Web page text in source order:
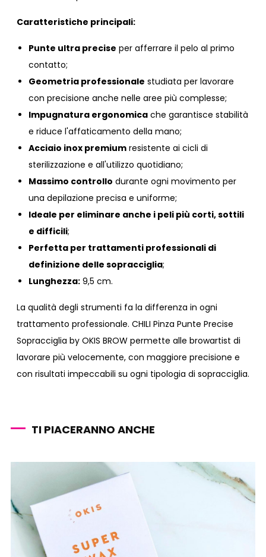
Caratteristiche principali:
Punte ultra precise per afferrare il pelo al primo
contatto;
Geometria professionale studiata per lavorare
con precisione anche nelle aree più complesse;
Impugnatura ergonomica che garantisce stabilità
e riduce l'affaticamento della mano;
Acciaio inox premium resistente ai cicli di
sterilizzazione e all'utilizzo quotidiano;
Massimo controllo durante ogni movimento per
una depilazione precisa e uniforme;
Ideale per eliminare anche i peli più corti, sottili
e difficili;
Perfetta per trattamenti professionali di
definizione delle sopracciglia;
Lunghezza: 9,5 cm.
La qualità degli strumenti fa la differenza in ogni
trattamento professionale. CHILI Pinza Punte Precise
Sopracciglia by OKIS BROW permette alle browartist di
lavorare più velocemente, con maggiore precisione e
con risultati impeccabili su ogni tipologia di sopracciglia.
TI PIACERANNO ANCHE